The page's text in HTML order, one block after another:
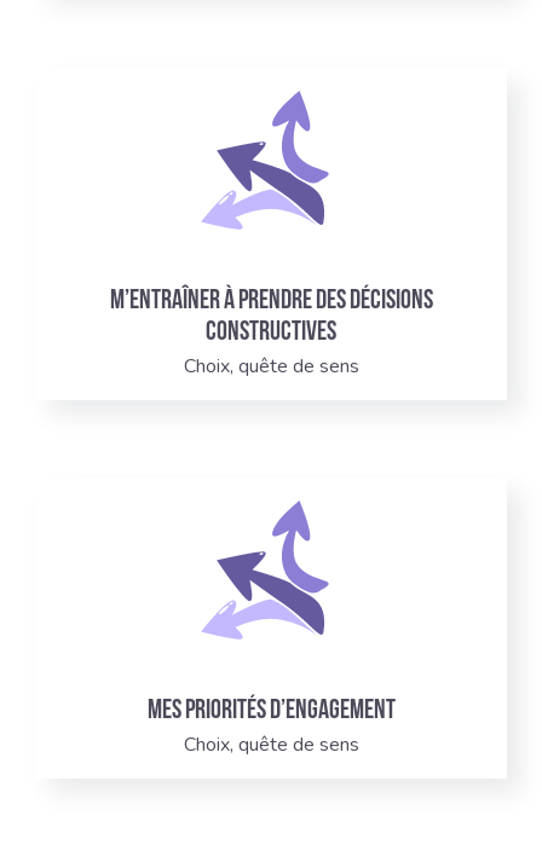
M’entraîner à prendre des décisions
constructives
Choix, quête de sens
Mes priorités d’engagement
Choix, quête de sens